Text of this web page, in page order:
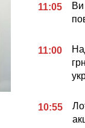
11:05
Ви
11:00
10:55